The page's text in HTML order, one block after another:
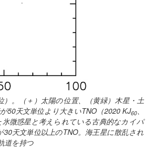
。（＋）太陽の位置、（黄緑）木星・土
50天文単位より大きいTNO（2020 KJ60、
微惑星と考えられている古典的なカイパ
天文単位以上のTNO。海王星に散乱され
道を持つ